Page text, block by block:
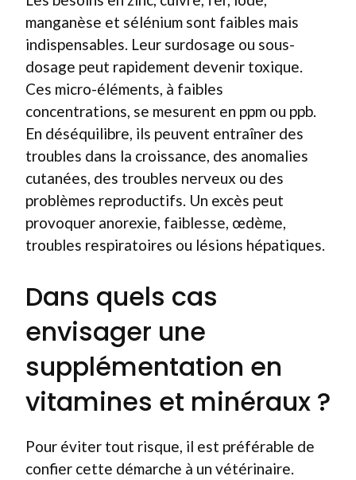
manganèse et sélénium sont faibles mais
indispensables. Leur surdosage ou sous-
dosage peut rapidement devenir toxique.
Ces micro-éléments, à faibles
concentrations, se mesurent en ppm ou ppb.
En déséquilibre, ils peuvent entraîner des
troubles dans la croissance, des anomalies
cutanées, des troubles nerveux ou des
problèmes reproductifs. Un excès peut
provoquer anorexie, faiblesse, œdème,
troubles respiratoires ou lésions hépatiques.
Dans quels cas
envisager une
supplémentation en
vitamines et minéraux ?
Pour éviter tout risque, il est préférable de
confier cette démarche à un vétérinaire.